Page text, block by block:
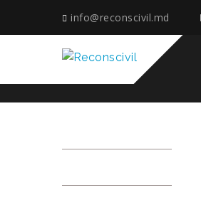
info@reconscivil.md